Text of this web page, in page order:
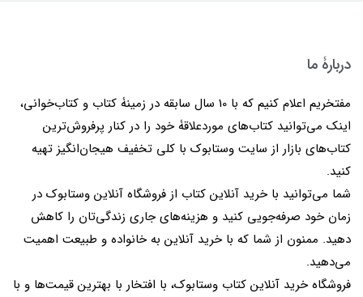
دربارۀ ما
مفتخریم اعلام کنیم که با 10 سال سابقه در زمینۀ کتاب و کتاب‌خوانی،
اینک می‌توانید کتاب‌های موردعلاقۀ خود را در کنار پرفروش‌ترین
کتاب‌های بازار از سایت وستابوک با کلی تخفیف هیجان‌انگیز تهیه
کنید.
شما می‌توانید با خرید آنلاین کتاب از فروشگاه آنلاین وستابوک در
زمان خود صرفه‌جویی کنید و هزینه‌های جاری زندگی‌تان را کاهش
دهید. ممنون از شما که با خرید آنلاین به خانواده و طبیعت اهمیت
می‌دهید.
فروشگاه خرید آنلاین کتاب وستابوک، با افتخار با بهترین قیمت‌ها و با